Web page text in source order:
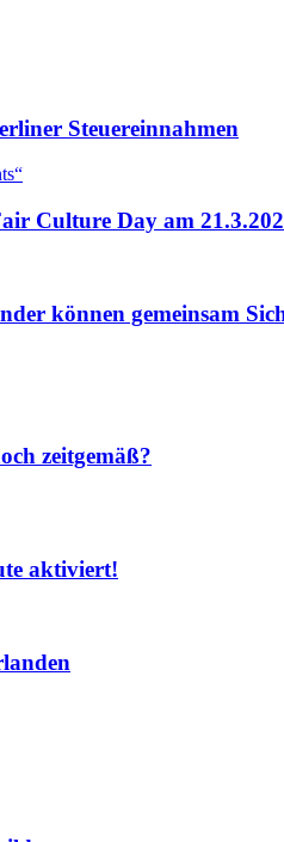
Steuereinnahmen
Culture Day am
können gemeinsam
zeitgemäß?
aktiviert!